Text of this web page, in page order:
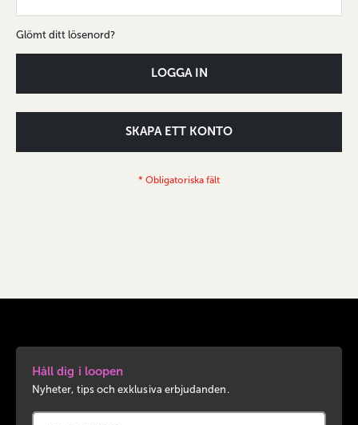
Glömt ditt lösenord?
LOGGA IN
SKAPA ETT KONTO
Håll dig i loopen
Nyheter, tips och exklusiva erbjudanden.